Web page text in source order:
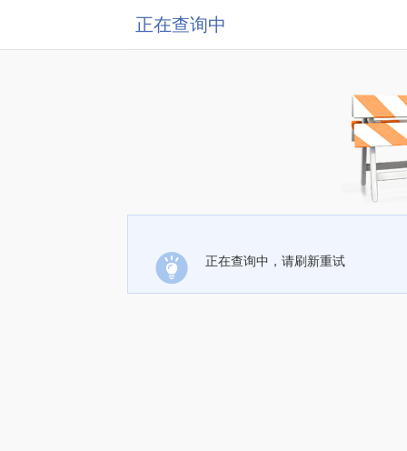
正在查询中
正在查询中，请刷新重试